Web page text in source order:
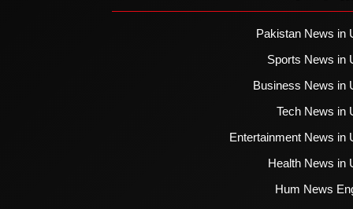
Pakistan News in
Sports News in
Business News in
Tech News in
Entertainment News in
Health News in
Hum News